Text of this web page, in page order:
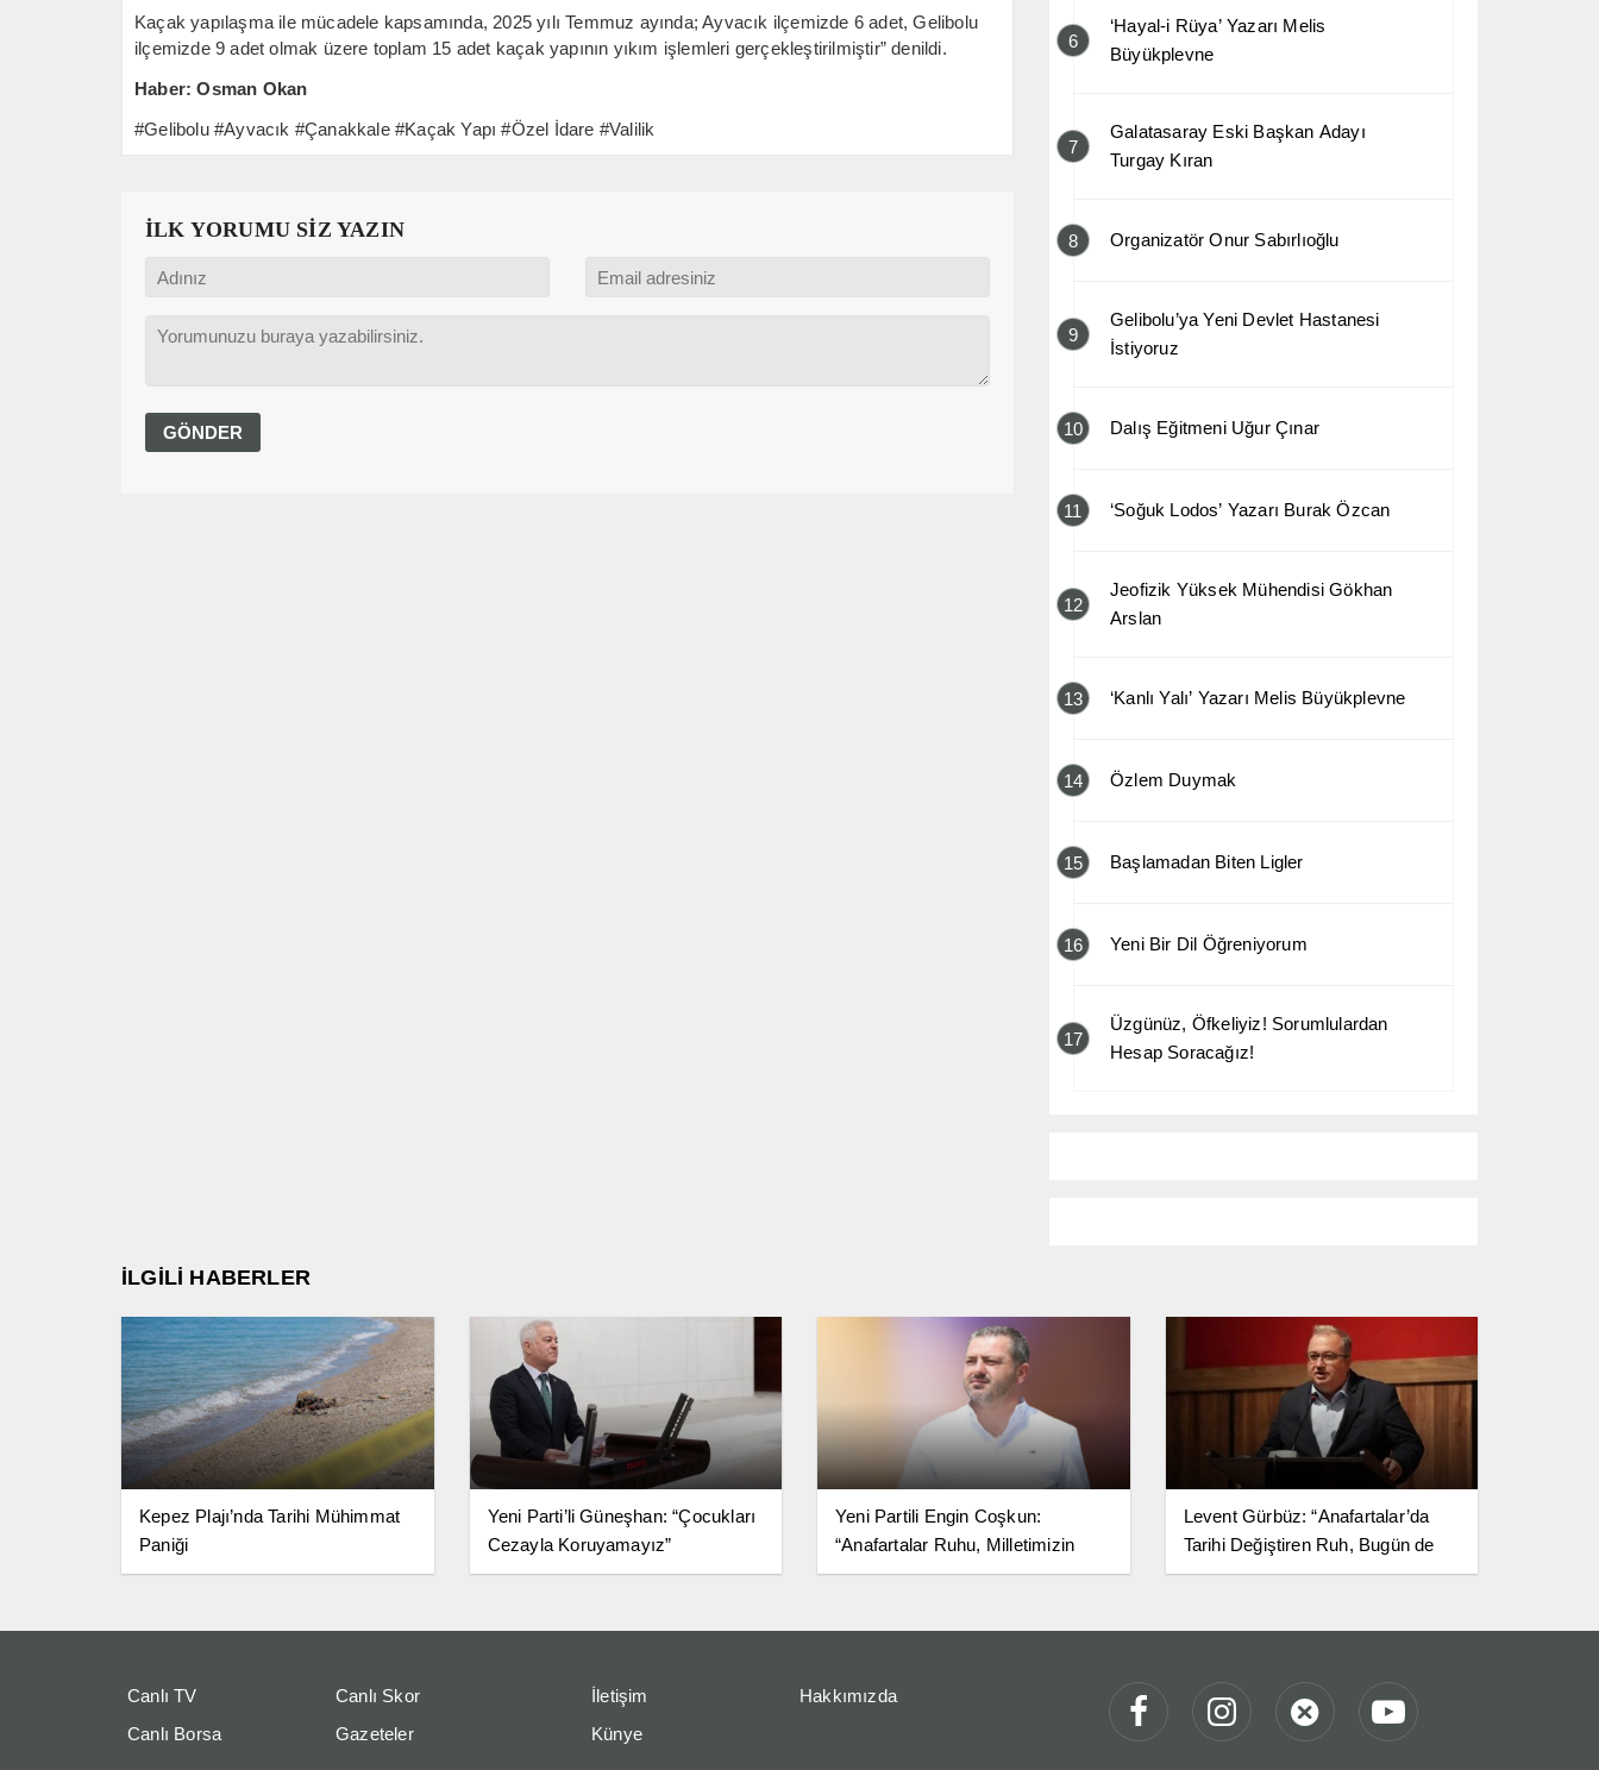
Kaçak yapılaşma ile mücadele kapsamında, 2025 yılı Temmuz ayında; Ayvacık ilçemizde 6 adet, Gelibolu
ilçemizde 9 adet olmak üzere toplam 15 adet kaçak yapının yıkım işlemleri gerçekleştirilmiştir” denildi.
Haber: Osman Okan
#Gelibolu #Ayvacık #Çanakkale #Kaçak Yapı #Özel İdare #Valilik
İLK YORUMU SİZ YAZIN
6
‘Hayal-i Rüya’ Yazarı Melis
Büyükplevne
7
Galatasaray Eski Başkan Adayı
Turgay Kıran
8 Organizatör Onur Sabırlıoğlu
9
Gelibolu’ya Yeni Devlet Hastanesi
İstiyoruz
10 Dalış Eğitmeni Uğur Çınar
11 ‘Soğuk Lodos’ Yazarı Burak Özcan
12
Jeofizik Yüksek Mühendisi Gökhan
Arslan
13 ‘Kanlı Yalı’ Yazarı Melis Büyükplevne
14 Özlem Duymak
15 Başlamadan Biten Ligler
16 Yeni Bir Dil Öğreniyorum
17
Üzgünüz, Öfkeliyiz! Sorumlulardan
Hesap Soracağız!
İLGİLİ HABERLER
Kepez Plajı’nda Tarihi Mühimmat
Paniği
Yeni Parti’li Güneşhan: “Çocukları
Cezayla Koruyamayız”
Yeni Partili Engin Coşkun:
“Anafartalar Ruhu, Milletimizin
Birlik ve Bağımsızlık Kararlılığının
Levent Gürbüz: “Anafartalar’da
Tarihi Değiştiren Ruh, Bugün de
Milletimize Yol Göstermeye
Canlı TV
Canlı Skor
Canlı Borsa
Gazeteler
İletişim
Hakkımızda
Künye